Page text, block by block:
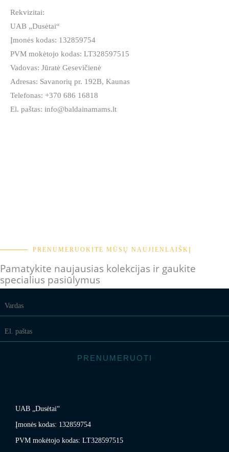
Rekvizitai:
UAB „Dusėtai“
Įmonės kodas: 132859754
PVM mokėtojo kodas: LT328597515
Vadovas: Jūratė Gesevičienė
Adresas: Savanorių pr. 192B, Kaunas
Telefonas: +370 686 16818
El. paštas: info@baldainamams.lt
PRENUMERUOKITE MŪSŲ NAUJIENLAIŠKĮ
Pamatykite naujausias kolekcijas ir gaukite
specialius pasiūlymus
PRENUMERUOTI
UAB „Dusėtai“
Įmonės kodas: 132859754
PVM mokėtojo kodas: LT328597515